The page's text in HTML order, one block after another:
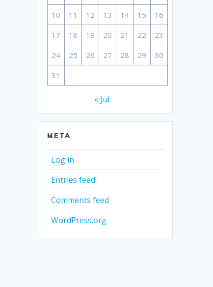
10 11 12 13 14 15 16
17 18 19 20 21 22 23
24 25 26 27 28 29 30
31
« Jul
META
Log in
Entries feed
Comments feed
WordPress.org